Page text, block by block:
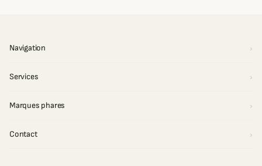
Navigation
Services
Marques phares
Contact